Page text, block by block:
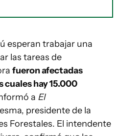
esperan trabajar una
las tareas de
fueron afectadas
cuales hay 15.000
a El
presidente de la
Forestales. El intendente